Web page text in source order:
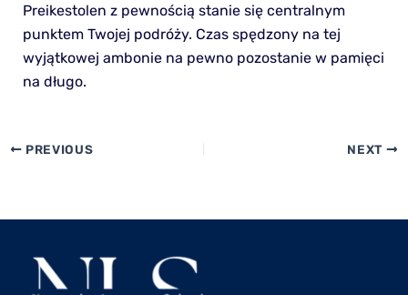
Preikestolen z pewnością stanie się centralnym
punktem Twojej podróży. Czas spędzony na tej
wyjątkowej ambonie na pewno pozostanie w pamięci
na długo.
PREVIOUS NEXT